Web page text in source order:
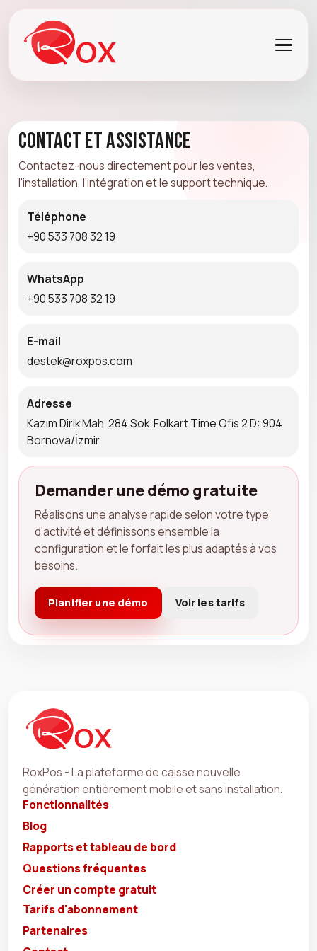
Contact et assistance
Contactez-nous directement pour les ventes,
l'installation, l'intégration et le support technique.
Téléphone
+90 533 708 32 19
WhatsApp
+90 533 708 32 19
E-mail
destek@roxpos.com
Adresse
Kazım Dirik Mah. 284 Sok. Folkart Time Ofis 2 D: 904
Bornova/İzmir
Demander une démo gratuite
Réalisons une analyse rapide selon votre type
d'activité et définissons ensemble la
configuration et le forfait les plus adaptés à vos
besoins.
Planifier une démo Voir les tarifs
RoxPos - La plateforme de caisse nouvelle
génération entièrement mobile et sans installation.
Fonctionnalités
Blog
Rapports et tableau de bord
Questions fréquentes
Créer un compte gratuit
Tarifs d'abonnement
Partenaires